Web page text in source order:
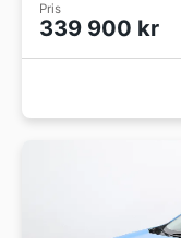
Pris
339 900 kr